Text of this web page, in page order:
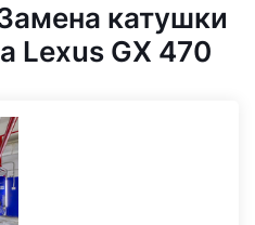
катушки
Lexus GX 470